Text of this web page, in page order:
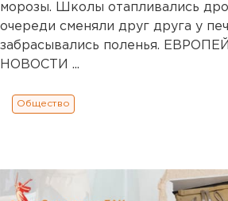
морозы. Школы отапливались
очереди сменяли друг друга у
забрасывались поленья.
НОВОСТИ ...
Общество